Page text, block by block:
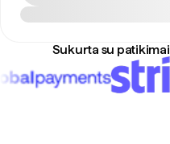
Sukurta su